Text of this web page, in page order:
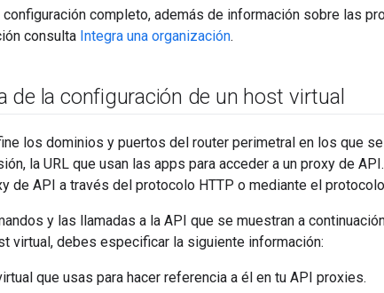
configuración completo, además de información sobre las
consulta Integra una organización.
de la configuración de un host virtual
los dominios y puertos del router perimetral en los que
la URL que usan las apps para acceder a un proxy de
de API a través del protocolo HTTP o mediante el
y las llamadas a la API que se muestran a
virtual, debes especificar la siguiente información:
que usas para hacer referencia a él en tu API proxies.